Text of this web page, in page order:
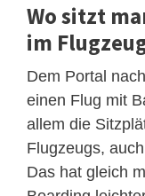
Wo sitzt
im
Dem Portal
einen Flug mit
allem die
Flugzeugs,
Das hat gleich